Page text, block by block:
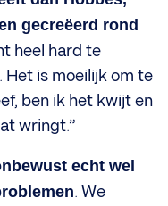
gecreëerd rond
heel hard te
Het is moeilijk om te
ben ik het kwijt en
wringt.”
echt wel
. We